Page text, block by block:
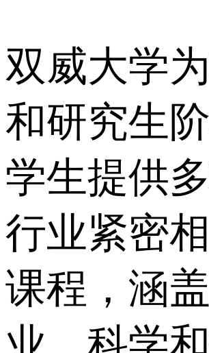
双威大学
和研究生
学生提供
行业紧密
课程，涵